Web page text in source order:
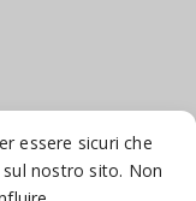
essere sicuri che
nostro sito. Non